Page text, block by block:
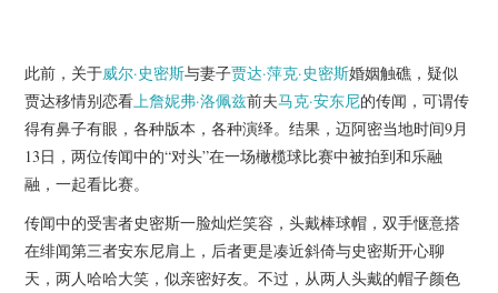
脱口秀
杂七杂八
美剧英剧
电影档期
此前，关于威尔·史密斯与妻子贾达·萍克·史密斯婚姻触礁，疑似
贾达移情别恋看上詹妮弗·洛佩兹前夫马克·安东尼的传闻，可谓传
得有鼻子有眼，各种版本，各种演绎。结果，迈阿密当地时间9月
13日，两位传闻中的“对头”在一场橄榄球比赛中被拍到和乐融
融，一起看比赛。
传闻中的受害者史密斯一脸灿烂笑容，头戴棒球帽，双手惬意搭
在绯闻第三者安东尼肩上，后者更是凑近斜倚与史密斯开心聊
天，两人哈哈大笑，似亲密好友。不过，从两人头戴的帽子颜色